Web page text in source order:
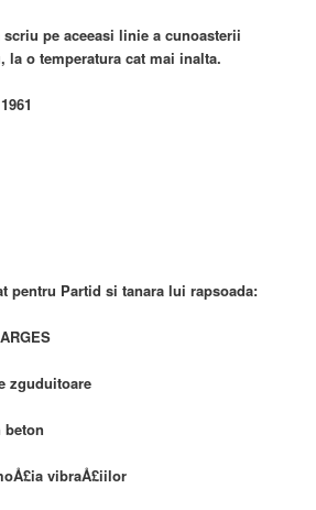
pe aceeasi linie a cunoasterii
la o temperatura cat mai inalta.
pentru Partid si tanara lui rapsoada:
zguduitoare
beton
vibraÅ£iilor